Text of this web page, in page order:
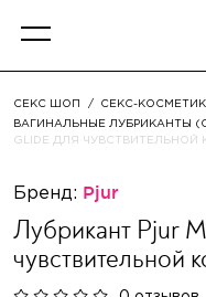
СЕКС ШОП СЕКС-
ВАГИНАЛЬНЫЕ ЛУБРИКАНТЫ
GLIDE ДЛЯ ЧУВСТВИТЕЛЬНОЙ
Бренд: Pjur
Лубрикант Pjur
чувствительной